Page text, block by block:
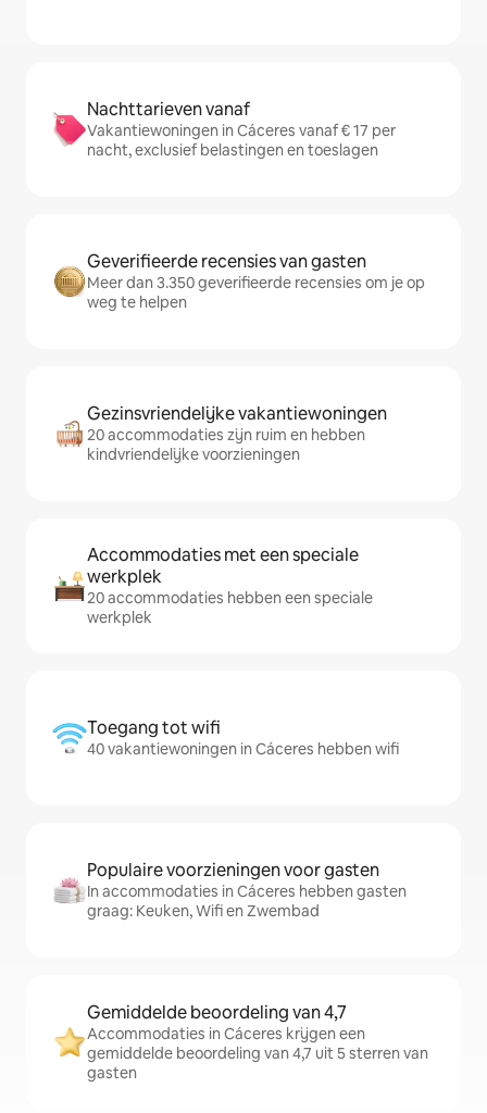
Nachttarieven vanaf
Vakantiewoningen in Cáceres vanaf € 17 per
nacht, exclusief belastingen en toeslagen
Geverifieerde recensies van gasten
Meer dan 3.350 geverifieerde recensies om je op
weg te helpen
Gezinsvriendelijke vakantiewoningen
20 accommodaties zijn ruim en hebben
kindvriendelijke voorzieningen
Accommodaties met een speciale
werkplek
20 accommodaties hebben een speciale
werkplek
Toegang tot wifi
40 vakantiewoningen in Cáceres hebben wifi
Populaire voorzieningen voor gasten
In accommodaties in Cáceres hebben gasten
graag: Keuken, Wifi en Zwembad
Gemiddelde beoordeling van 4,7
Accommodaties in Cáceres krijgen een
gemiddelde beoordeling van 4,7 uit 5 sterren van
gasten